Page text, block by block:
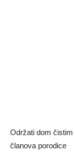
Održati dom čistim
članova porodice